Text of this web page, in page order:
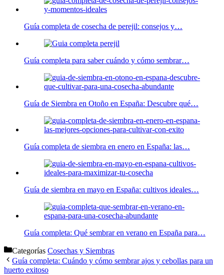
Guía completa de cosecha de perejil: consejos y…
Guía completa para saber cuándo y cómo sembrar…
Guía de Siembra en Otoño en España: Descubre qué…
Guía completa de siembra en enero en España: las…
Guía de siembra en mayo en España: cultivos ideales…
Guía completa: Qué sembrar en verano en España para…
Categorías Cosechas y Siembras
Guía completa: Cuándo y cómo sembrar ajos y cebollas para un
huerto exitoso